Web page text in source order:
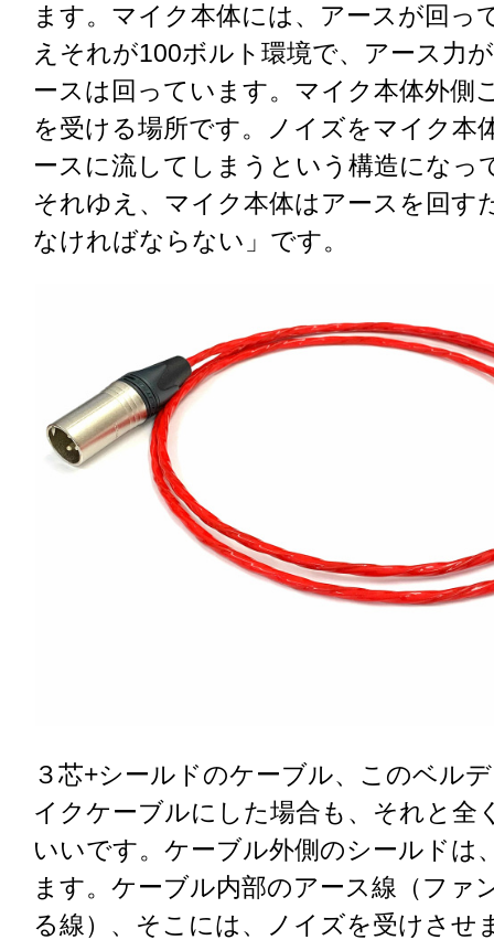
ます。マイク本体には、アースが回っ
えそれが100ボルト環境で、アース力
ースは回っています。マイク本体外側
を受ける場所です。ノイズをマイク本
ースに流してしまうという構造になっ
それゆえ、マイク本体はアースを回す
なければならない」です。
３芯+シールドのケーブル、このベル
イクケーブルにした場合も、それと全
いいです。ケーブル外側のシールドは
ます。ケーブル内部のアース線（ファ
る線）、そこには、ノイズを受けさせ